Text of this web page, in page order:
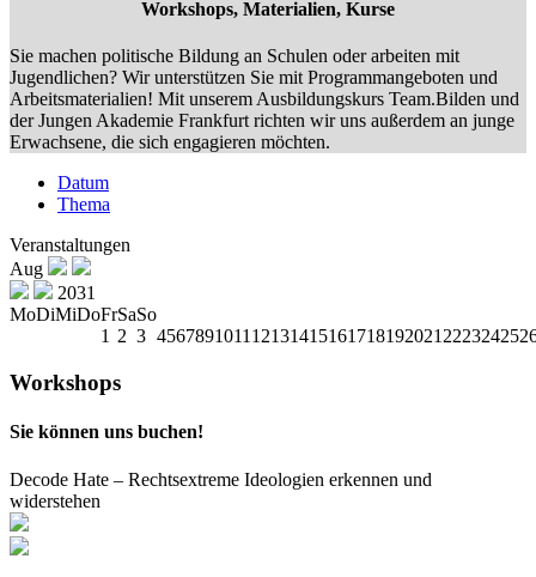
Workshops, Materialien, Kurse
Sie machen politische Bildung an Schulen oder arbeiten mit
Jugendlichen? Wir unterstützen Sie mit Programmangeboten und
Arbeitsmaterialien! Mit unserem Ausbildungskurs Team.Bilden und
der Jungen Akademie Frankfurt richten wir uns außerdem an junge
Erwachsene, die sich engagieren möchten.
Datum
Thema
Veranstaltungen
Aug
2031
MoDiMiDoFrSaSo
1 2 3 4567891011 12131415161718192021 22232425
Workshops
Sie können uns buchen!
Decode Hate – Rechtsextreme Ideologien erkennen und
widerstehen